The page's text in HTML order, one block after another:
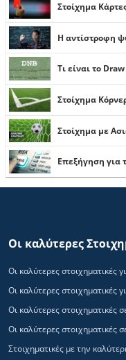
Στοίχημα
Η αντίστροφη
Τι είναι το
Στοίχημα
Στοίχημα με
Επεξήγηση για
Οι καλύτερες
Οι καλύτερες στοιχηματικές
Οι καλύτερες στοιχηματικές
Οι καλύτερες στοιχηματικές
Οι καλύτερες στοιχηματικές
Στοιχηματικές με την